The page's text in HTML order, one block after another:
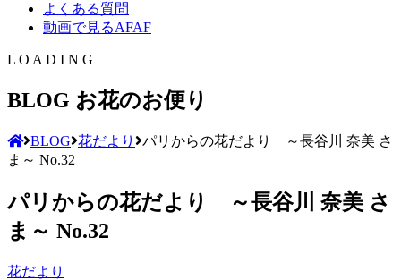
よくある質問
動画で見るAFAF
L O A D I N G
BLOG お花のお便り
BLOG 花だより
パリからの花だより ～長谷川 奈美 さ
ま～ No.32
パリからの花だより ～長谷川 奈美 さ
ま～ No.32
花だより